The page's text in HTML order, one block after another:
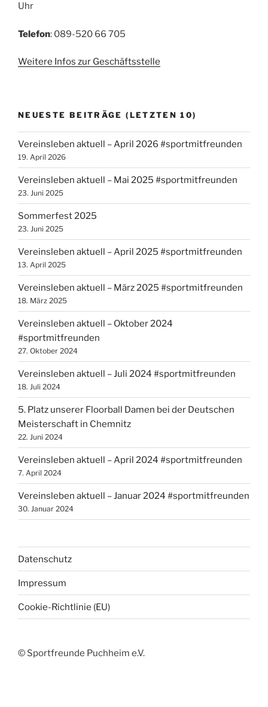
Uhr
Telefon: 089-520 66 705
Weitere Infos zur Geschäftsstelle
NEUESTE BEITRÄGE (LETZTEN 10)
Vereinsleben aktuell – April 2026 #sportmitfreunden
19. April 2026
Vereinsleben aktuell – Mai 2025 #sportmitfreunden
23. Juni 2025
Sommerfest 2025
23. Juni 2025
Vereinsleben aktuell – April 2025 #sportmitfreunden
13. April 2025
Vereinsleben aktuell – März 2025 #sportmitfreunden
18. März 2025
Vereinsleben aktuell – Oktober 2024
#sportmitfreunden
27. Oktober 2024
Vereinsleben aktuell – Juli 2024 #sportmitfreunden
18. Juli 2024
5. Platz unserer Floorball Damen bei der Deutschen
Meisterschaft in Chemnitz
22. Juni 2024
Vereinsleben aktuell – April 2024 #sportmitfreunden
7. April 2024
Vereinsleben aktuell – Januar 2024 #sportmitfreunden
30. Januar 2024
Datenschutz
Impressum
Cookie-Richtlinie (EU)
© Sportfreunde Puchheim e.V.